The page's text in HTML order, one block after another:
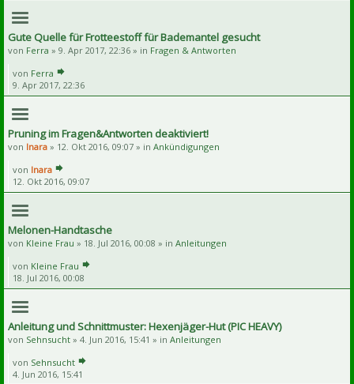
Gute Quelle für Frotteestoff für Bademantel gesucht
von Ferra » 9. Apr 2017, 22:36 » in Fragen & Antworten
von Ferra
9. Apr 2017, 22:36
Pruning im Fragen&Antworten deaktiviert!
von Inara » 12. Okt 2016, 09:07 » in Ankündigungen
von Inara
12. Okt 2016, 09:07
Melonen-Handtasche
von Kleine Frau » 18. Jul 2016, 00:08 » in Anleitungen
von Kleine Frau
18. Jul 2016, 00:08
Anleitung und Schnittmuster: Hexenjäger-Hut (PIC HEAVY)
von Sehnsucht » 4. Jun 2016, 15:41 » in Anleitungen
von Sehnsucht
4. Jun 2016, 15:41